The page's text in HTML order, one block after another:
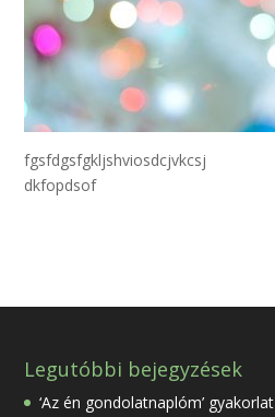
fgsfdgsfgkljshviosdcjvkcsj
dkfopdsof
Legutóbbi bejegyzések
‘Az én gondolatnaplóm’ gyakorlat